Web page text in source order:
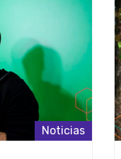
Noticias